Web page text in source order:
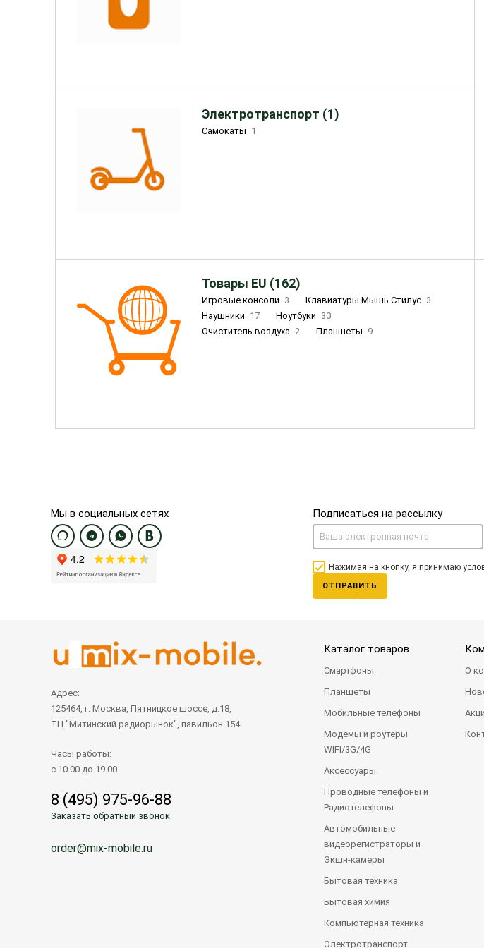
Электротранспорт (1)
Самокаты 1
Товары EU (162)
Игровые консоли 3 Клавиатуры Мышь Стилус 3
Наушники 17 Ноутбуки 30
Очиститель воздуха 2 Планшеты 9
Мы в социальных сетях Подписаться на рассылку
Нажимая на кнопку, я принимаю
ОТПРАВИТЬ
Адрес:
125464, г. Москва, Пятницкое шоссе, д.18,
ТЦ "Митинский радиорынок", павильон 154
Часы работы:
с 10.00 до 19.00
8 (495) 975-96-88
Заказать обратный звонок
order@mix-mobile.ru
Каталог товаров
Смартфоны
Планшеты
Мобильные телефоны
Модемы и роутеры
WIFI/3G/4G
Аксессуары
Проводные телефоны и
Радиотелефоны
Автомобильные
видеорегистраторы и
Экшн-камеры
Бытовая техника
Бытовая химия
Компьютерная техника
Электротранспорт
О